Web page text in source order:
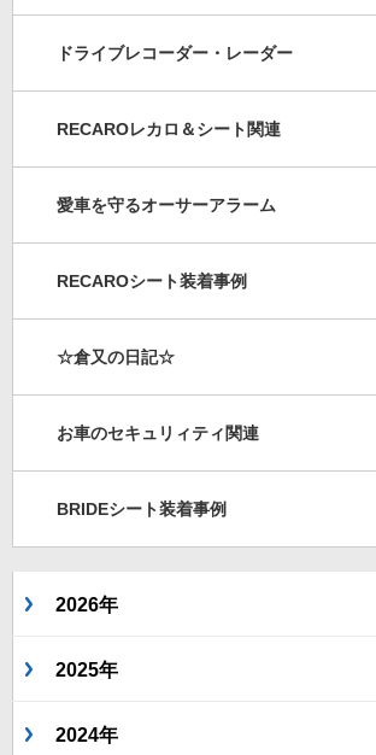
ドライブレコーダー・レーダー
RECAROレカロ＆シート関連
愛車を守るオーサーアラーム
RECAROシート装着事例
☆倉又の日記☆
お車のセキュリィティ関連
BRIDEシート装着事例
2026年
2025年
2024年